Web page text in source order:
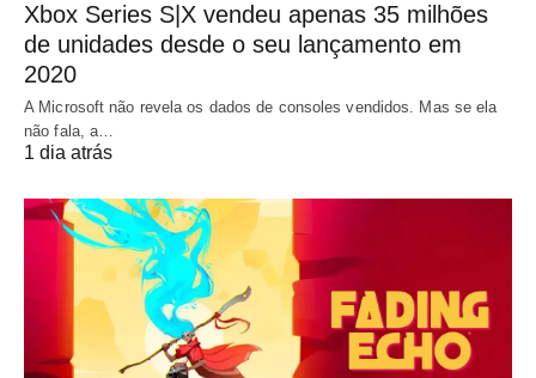
Xbox Series S|X vendeu apenas 35 milhões
de unidades desde o seu lançamento em
2020
A Microsoft não revela os dados de consoles vendidos. Mas se ela
não fala, a…
1 dia atrás